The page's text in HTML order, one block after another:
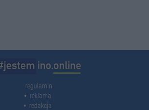
regulamin
reklama
redakcja